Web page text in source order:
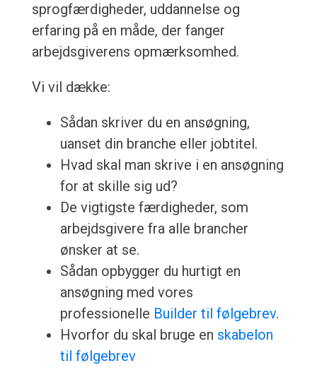
sprogfærdigheder, uddannelse og
erfaring på en måde, der fanger
arbejdsgiverens opmærksomhed.
Vi vil dække:
Sådan skriver du en ansøgning,
uanset din branche eller jobtitel.
Hvad skal man skrive i en ansøgning
for at skille sig ud?
De vigtigste færdigheder, som
arbejdsgivere fra alle brancher
ønsker at se.
Sådan opbygger du hurtigt en
ansøgning med vores
professionelle Builder til følgebrev.
Hvorfor du skal bruge en skabelon
til følgebrev